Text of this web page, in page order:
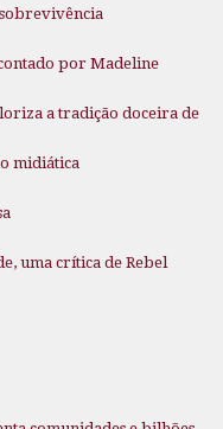
por Madeline
a tradição doceira de
midiática
uma crítica de Rebel